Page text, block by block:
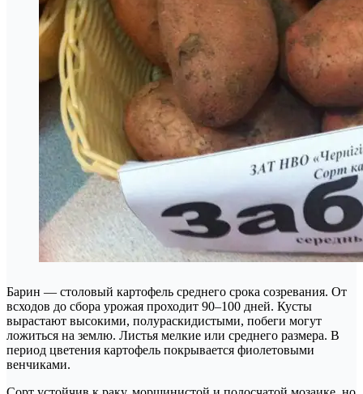
Барин — столовый картофель среднего срока созревания. От
всходов до сбора урожая проходит 90–100 дней. Кусты
вырастают высокими, полураскидистыми, побеги могут
ложиться на землю. Листья мелкие или среднего размера. В
период цветения картофель покрывается фиолетовыми
венчиками.